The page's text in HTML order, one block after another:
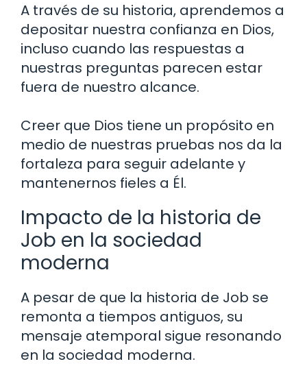
A través de su historia, aprendemos a
depositar nuestra confianza en Dios,
incluso cuando las respuestas a
nuestras preguntas parecen estar
fuera de nuestro alcance.
Creer que Dios tiene un propósito en
medio de nuestras pruebas nos da la
fortaleza para seguir adelante y
mantenernos fieles a Él.
Impacto de la historia de
Job en la sociedad
moderna
A pesar de que la historia de Job se
remonta a tiempos antiguos, su
mensaje atemporal sigue resonando
en la sociedad moderna.